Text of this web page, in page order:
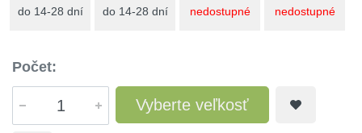
do 14-28 dní do 14-28 dní nedostupné nedostupné
Počet:
Vyberte veľkosť